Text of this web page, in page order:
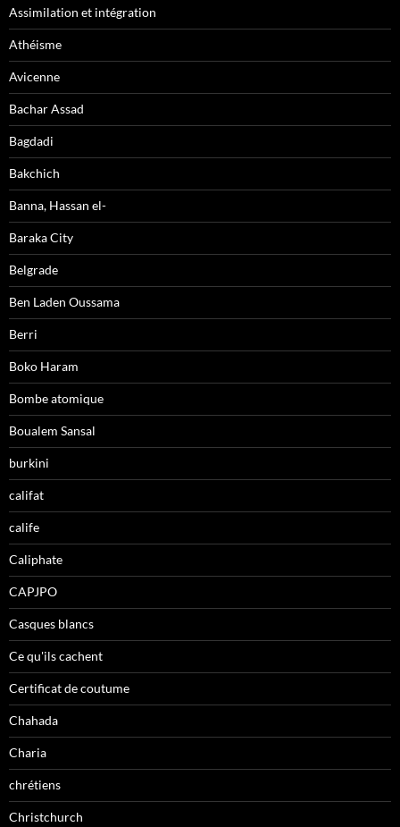
Assimilation et intégration
Athéisme
Avicenne
Bachar Assad
Bagdadi
Bakchich
Banna, Hassan el-
Baraka City
Belgrade
Ben Laden Oussama
Berri
Boko Haram
Bombe atomique
Boualem Sansal
burkini
califat
calife
Caliphate
CAPJPO
Casques blancs
Ce qu'ils cachent
Certificat de coutume
Chahada
Charia
chrétiens
Christchurch